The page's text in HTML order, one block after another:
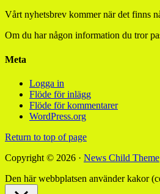
Vårt nyhetsbrev kommer när det finns
Om du har någon information du tror
Meta
Logga in
Flöde för inlägg
Flöde för kommentarer
WordPress.org
Return to top of page
Copyright © 2026 · News Child Theme
Den här webbplatsen använder kakor